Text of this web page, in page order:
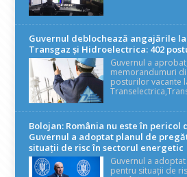
Guvernul deblochează angajările
Transgaz și Hidroelectrica: 402
Guvernul a
memorandumuri
posturilor vacante
Bolojan: România nu este în pericol
Guvernul a adoptat planul de
situații de risc în sectorul energetic
Guvernul a
pentru situații de